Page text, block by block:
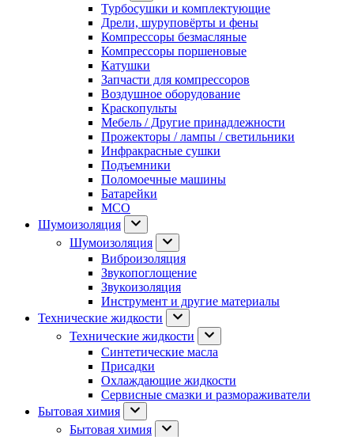
Турбосушки и комплектующие
Дрели, шуруповёрты и фены
Компрессоры безмасляные
Компрессоры поршеновые
Катушки
Запчасти для компрессоров
Воздушное оборудование
Краскопульты
Мебель / Другие принадлежности
Прожекторы / лампы / светильники
Инфракрасные сушки
Подъемники
Поломоечные машины
Батарейки
МСО
Шумоизоляция
Шумоизоляция
Виброизоляция
Звукопоглощение
Звукоизоляция
Инструмент и другие материалы
Технические жидкости
Технические жидкости
Синтетические масла
Присадки
Охлаждающие жидкости
Сервисные смазки и размораживатели
Бытовая химия
Бытовая химия